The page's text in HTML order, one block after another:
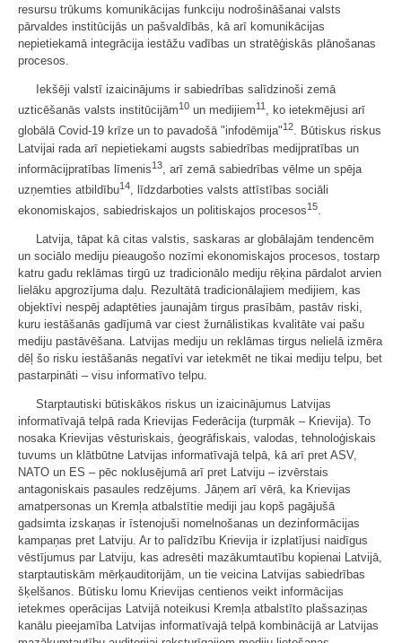
resursu trūkums komunikācijas funkciju nodrošināšanai valsts
pārvaldes institūcijās un pašvaldībās, kā arī komunikācijas
nepietiekamā integrācija iestāžu vadības un stratēģiskās plānošanas
procesos.
Iekšēji valstī izaicinājums ir sabiedrības salīdzinoši zemā
uzticēšanās valsts institūcijām10 un medijiem11 , ko ietekmējusi arī
globālā Covid-19 krīze un to pavadošā "infodēmija"12. Būtiskus riskus
Latvijai rada arī nepietiekami augsts sabiedrības medijpratības un
informācijpratības līmenis13
, arī zemā sabiedrības vēlme un spēja
uzņemties atbildību14, līdzdarboties valsts attīstības sociāli
ekonomiskajos, sabiedriskajos un politiskajos procesos15.
Latvija, tāpat kā citas valstis, saskaras ar globālajām tendencēm
un sociālo mediju pieaugošo nozīmi ekonomiskajos procesos, tostarp
katru gadu reklāmas tirgū uz tradicionālo mediju rēķina pārdalot arvien
lielāku apgrozījuma daļu. Rezultātā tradicionālajiem medijiem, kas
objektīvi nespēj adaptēties jaunajām tirgus prasībām, pastāv riski,
kuru iestāšanās gadījumā var ciest žurnālistikas kvalitāte vai pašu
mediju pastāvēšana. Latvijas mediju un reklāmas tirgus nelielā izmēra
dēļ šo risku iestāšanās negatīvi var ietekmēt ne tikai mediju telpu, bet
pastarpināti – visu informatīvo telpu.
Starptautiski būtiskākos riskus un izaicinājumus Latvijas
informatīvajā telpā rada Krievijas Federācija (turpmāk – Krievija). To
nosaka Krievijas vēsturiskais, ģeogrāfiskais, valodas, tehnoloģiskais
tuvums un klātbūtne Latvijas informatīvajā telpā, kā arī pret ASV,
NATO un ES – pēc noklusējumā arī pret Latviju – izvērstais
antagoniskais pasaules redzējums. Jāņem arī vērā, ka Krievijas
amatpersonas un Kremļa atbalstītie mediji jau kopš pagājušā
gadsimta izskaņas ir īstenojuši nomelnošanas un dezinformācijas
kampaņas pret Latviju. Ar to palīdzību Krievija ir izplatījusi naidīgus
vēstījumus par Latviju, kas adresēti mazākumtautību kopienai Latvijā,
starptautiskām mērķauditorijām, un tie veicina Latvijas sabiedrības
šķelšanos. Būtisku lomu Krievijas centienos veikt informācijas
ietekmes operācijas Latvijā noteikusi Kremļa atbalstīto plašsaziņas
kanālu pieejamība Latvijas informatīvajā telpā kombinācijā ar Latvijas